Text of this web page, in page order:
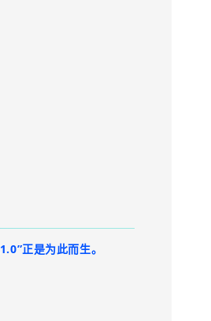
1.0”正是为此而生。